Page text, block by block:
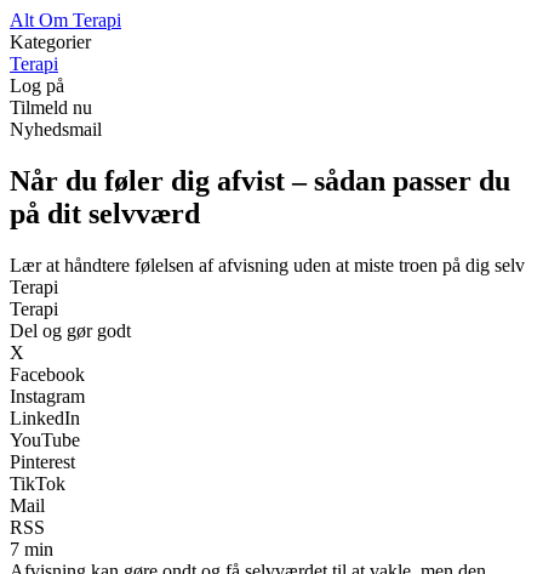
Alt Om Terapi
Kategorier
Terapi
Log på
Tilmeld nu
Nyhedsmail
Når du føler dig afvist – sådan passer du
på dit selvværd
Lær at håndtere følelsen af afvisning uden at miste troen på dig selv
Terapi
Terapi
Del og gør godt
X
Facebook
Instagram
LinkedIn
YouTube
Pinterest
TikTok
Mail
RSS
7 min